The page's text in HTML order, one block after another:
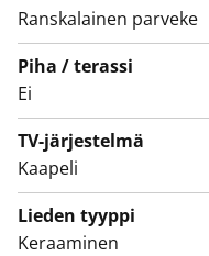
kalusteet. Seinät ovat
harmaa.
Ranskalainen parveke
Piha / terassi
Ei
TV-järjestelmä
Kaapeli
Lieden tyyppi
Keraaminen